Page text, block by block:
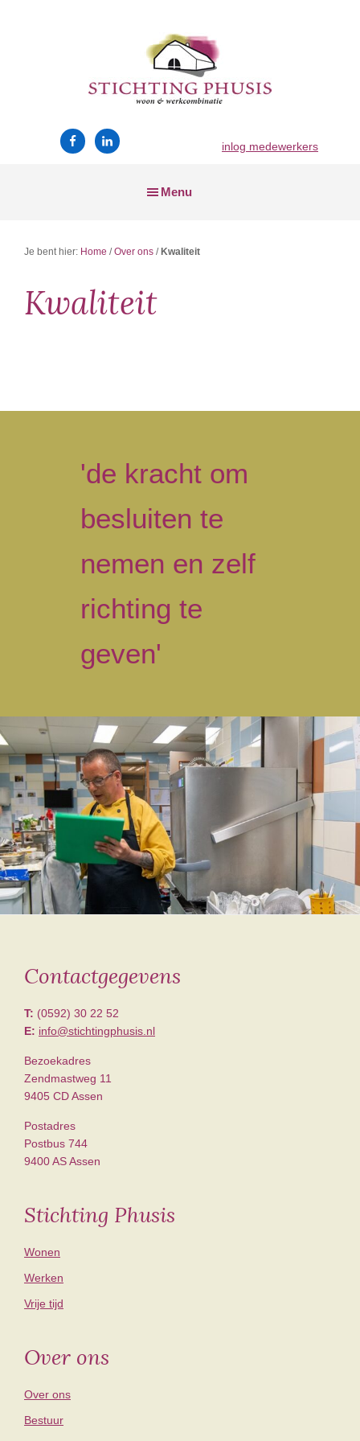
inlog medewerkers
Menu
Je bent hier: Home /Over ons / Kwaliteit
Kwaliteit
'de kracht om
besluiten te
nemen en zelf
richting te
geven'
Footer
Contactgegevens
T: (0592) 30 22 52
E: info@stichtingphusis.nl
Bezoekadres
Zendmastweg 11
9405 CD Assen
Postadres
Postbus 744
9400 AS Assen
Stichting Phusis
Wonen
Werken
Vrije tijd
Over ons
Over ons
Bestuur